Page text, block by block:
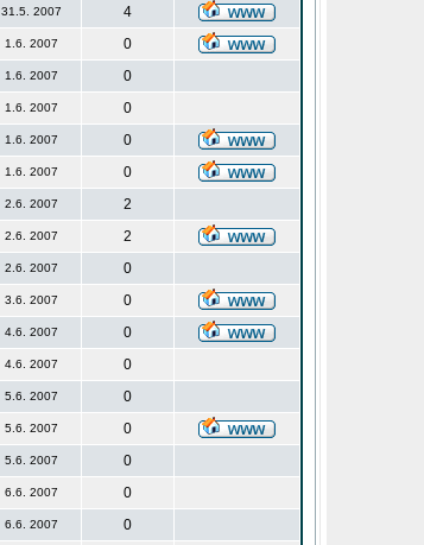
31.5. 2007
4
1.6. 2007
0
1.6. 2007
0
1.6. 2007
0
1.6. 2007
0
1.6. 2007
0
2.6. 2007
2
2.6. 2007
2
2.6. 2007
0
3.6. 2007
0
4.6. 2007
0
4.6. 2007
0
5.6. 2007
0
5.6. 2007
0
5.6. 2007
0
6.6. 2007
0
6.6. 2007
0